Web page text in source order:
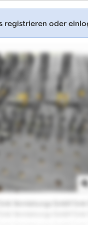
registrieren oder
Vermietungs GmbH